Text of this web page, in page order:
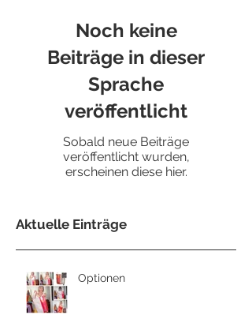
Noch keine
Beiträge in dieser
Sprache
veröffentlicht
Sobald neue Beiträge
veröffentlicht wurden,
erscheinen diese hier.
Aktuelle Einträge
Optionen